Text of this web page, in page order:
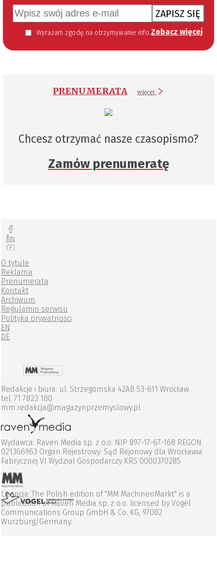
ZAPISZ SIĘ
Wyrażam zgodę na otrzymywanie informacji handlowej kierowanej do mnie za pomocą środków komunikacji elektronicznej w szczególności poczty elektronicznej zgodnie z przepisem art. 10 ust 2 ustawy z dnia 18 lipca 2002 roku o świadczeniu usług drogą elektroniczną (Dz. U. 144 z 2002 r. poz. 1204). Zgoda jest dobrowolna, jednak jej wyrażenie jest konieczne, aby otrzymywać newsletter. Zobacz więcej
PRENUMERATA więcej
Chcesz otrzymać nasze czasopismo?
Zamów prenumeratę
O tytule
Reklama
Prenumerata
Kontakt
Archiwum
Regulamin serwisu
Polityka prywatności
EN
DE
Redakcje i biura: ul. Strzegomska 42AB 53-611 Wrocław
tel. 71 7823 180
mm.redakcja@magazynprzemyslowy.pl
Wydawca: Raven Media sp. z o.o. NIP 897-17-67-168 REGON
021366963 Organ Rejestrowy: Sąd Rejonowy dla Wrocławia
Fabrycznej VI Wydział Gospodarczy KRS 0000370285
Licencja: The Polish edition of "MM MachinenMarkt" is a
publication of Raven Media sp. z o.o. licensed by Vogel
Communications Group GmbH & Co. KG, 97082
Wurzburg/Germany.